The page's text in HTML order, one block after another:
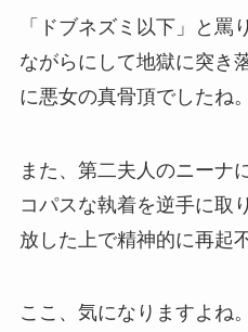
「ドブネズミ以下」と罵
ながらにして地獄に突き
に悪女の真骨頂でしたね。
また、第二夫人のニーナ
コパスな執着を逆手に取
放した上で精神的に再起
ここ、気になりますよね